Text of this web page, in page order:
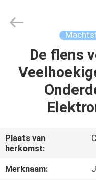
HUIS
PRODUCTEN
VR-
SHOW
co.,ltd.
De flens
Plaats van
herkomst:
Merknaam: